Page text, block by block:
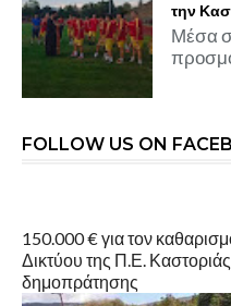
την
Μέσα
FOLLOW US ON
150.000 € για τον
Δικτύου της Π.Ε.
δημοπράτησης